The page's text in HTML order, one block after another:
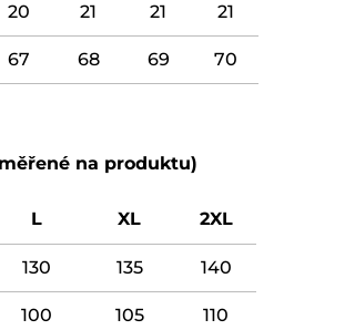
20 21 21 21
67 68 69 70
na produktu)
L XL 2XL
130 135 140
100 105 110